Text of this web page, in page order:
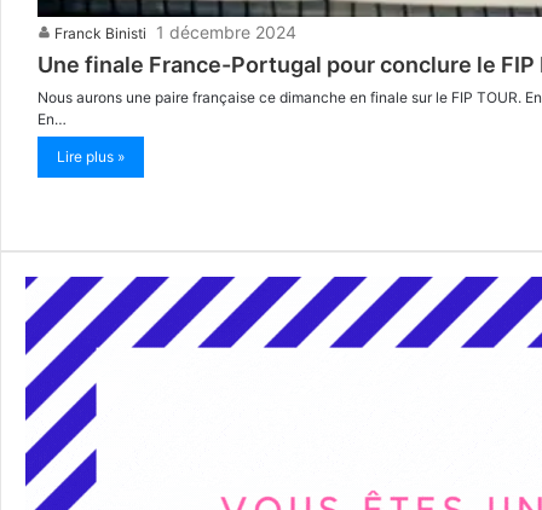
Franck Binisti 1 décembre 2024
Une finale France-Portugal pour conclure le
Nous aurons une paire française ce dimanche en finale sur le FIP TOUR.
En…
Lire plus »